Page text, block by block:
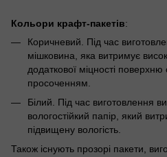
Кольори крафт-пакетів:
Коричневий. Під час
мішковина, яка витримує
додаткової міцності
просоченням.
Білий. Під час виготовлення
вологостійкий папір, який
підвищену вологість.
Також існують прозорі пакети,